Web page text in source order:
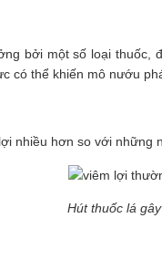
bởi một số loại thuốc,
có thể khiến mô nướu
nhiều hơn so với những
Hút thuốc lá